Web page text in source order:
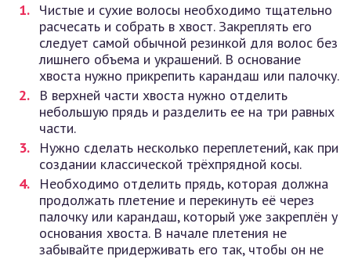
Чистые и сухие волосы необходимо тщательно
расчесать и собрать в хвост. Закреплять его
следует самой обычной резинкой для волос без
лишнего объема и украшений. В основание
хвоста нужно прикрепить карандаш или палочку.
В верхней части хвоста нужно отделить
небольшую прядь и разделить ее на три равных
части.
Нужно сделать несколько переплетений, как при
создании классической трёхпрядной косы.
Необходимо отделить прядь, которая должна
продолжать плетение и перекинуть её через
палочку или карандаш, который уже закреплён у
основания хвоста. В начале плетения не
забывайте придерживать его так, чтобы он не